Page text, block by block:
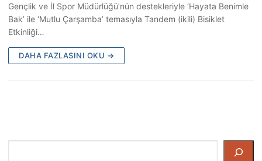
Gençlik ve İl Spor Müdürlüğü’nün destekleriyle ‘Hayata Benimle
Bak’ ile ‘Mutlu Çarşamba’ temasıyla Tandem (ikili) Bisiklet
Etkinliği…
DAHA FAZLASINI OKU →